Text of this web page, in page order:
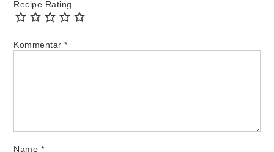
Recipe Rating
Kommentar*
Name *